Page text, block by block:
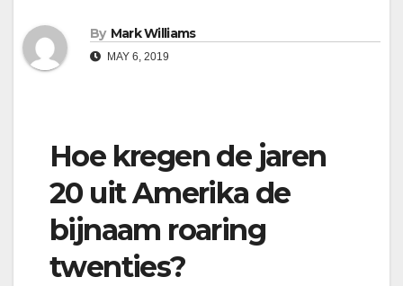
By Mark Williams
MAY 6, 2019
Hoe kregen de jaren
20 uit Amerika de
bijnaam roaring
twenties?